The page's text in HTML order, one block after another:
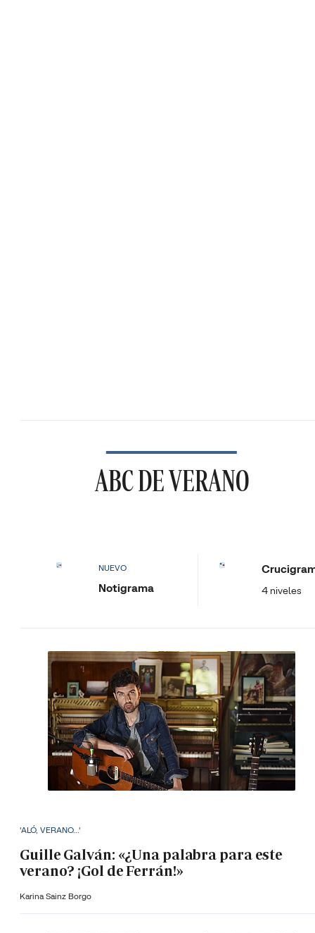
ABC DE VERANO
NUEVO
Notigrama 4 niveles
'ALÓ, VERANO...'
Guille Galván: «¿Una palabra para este
verano? ¡Gol de Ferrán!»
Karina Sainz Borgo